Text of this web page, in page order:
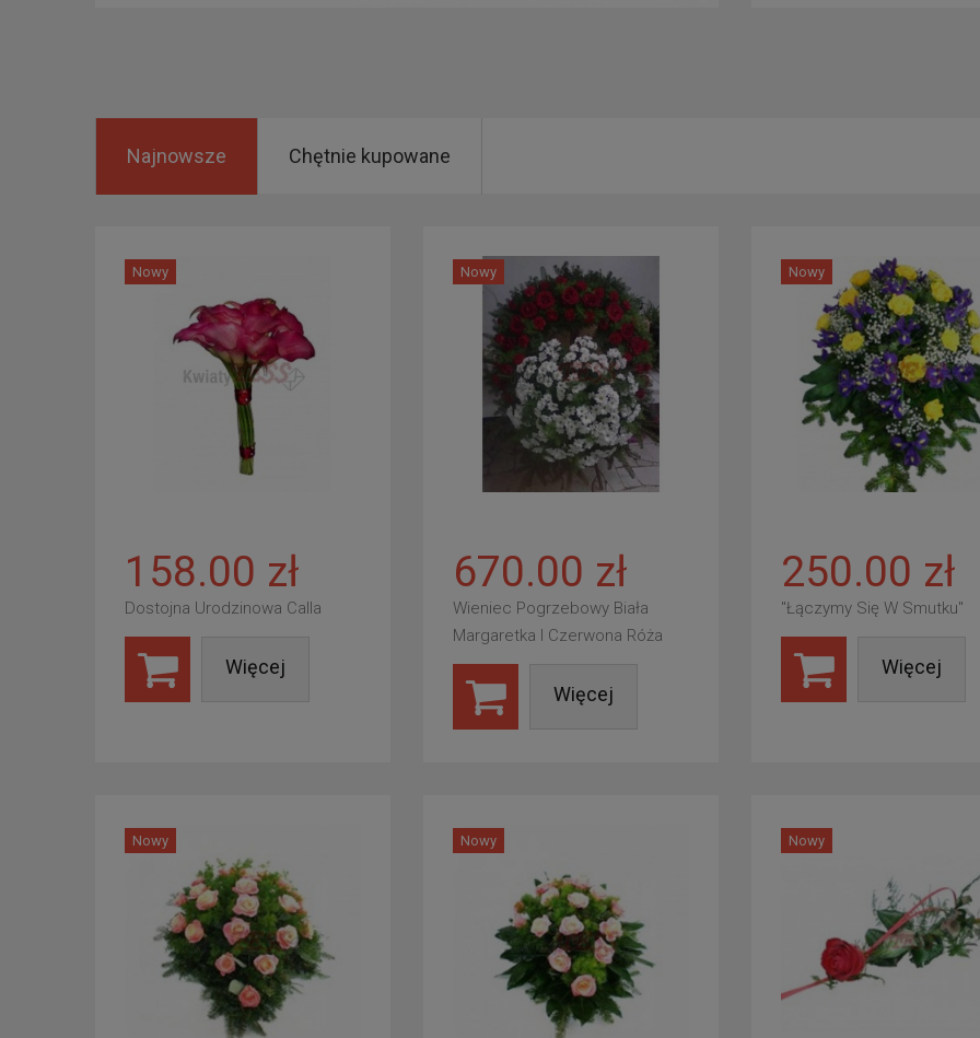
Najnowsze Chętnie kupowane
Nowy
158.00 zł
Dostojna Urodzinowa Calla
Więcej
Nowy
670.00 zł
Wieniec Pogrzebowy Biała
Margaretka I Czerwona Róża
Więcej
Nowy
250.00 zł
"Łączymy Się W Smutku"
Więcej
Nowy Nowy Nowy